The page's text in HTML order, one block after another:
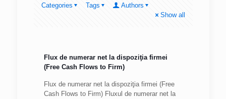
Categories Tags
Authors
Show all
Flux de numerar net la dispoziţia firmei
(Free Cash Flows to Firm)
Flux de numerar net la dispoziţia firmei (Free
Cash Flows to Firm) Fluxul de numerar net la